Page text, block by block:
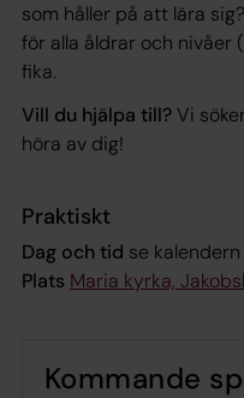
som håller på att lära
för alla åldrar och nivåer
fika.
Vill du hjälpa till? Vi
höra av dig!
Praktiskt
Dag och tid se
Plats Maria kyrka,
Kommande